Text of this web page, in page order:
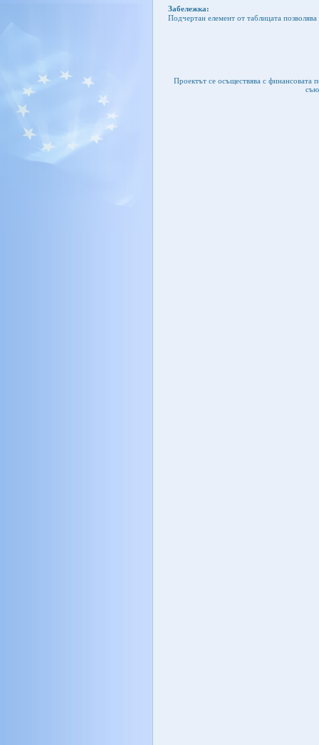
Забележка:
Подчертан елемент от таблицата
Проектът се осъществява с финансовата